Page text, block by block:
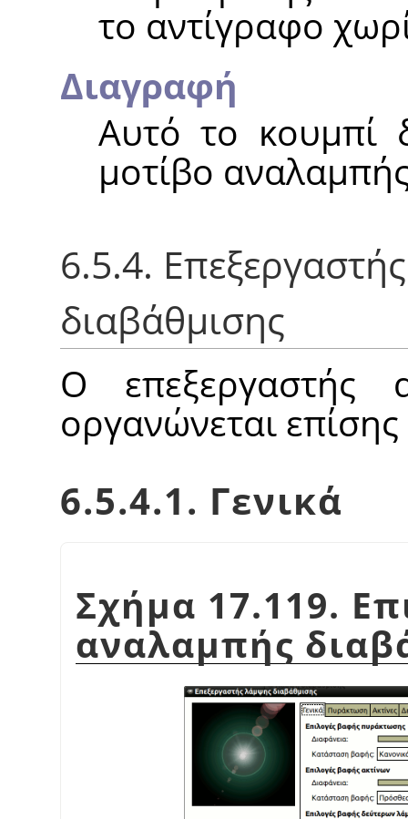
το αντίγραφο
Διαγραφή
Αυτό το κουμπί
μοτίβο
6.5.4.
διαβάθμισης
Ο επεξεργαστής
οργανώνεται
6.5.4.1. Γενικά
Σχήμα 17.119.
αναλαμπής